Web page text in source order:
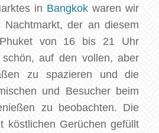
in Bangkok waren wir
Nachtmarkt, der an diesem
von 16 bis 21 Uhr
auf den vollen, aber
zu spazieren und die
und Besucher beim
zu beobachten. Die
köstlichen Gerüchen gefüllt